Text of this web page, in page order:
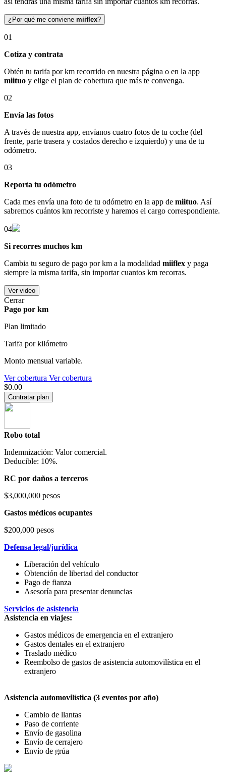
¿Por qué me conviene miiflex?
01
Cotiza y contrata
Obtén tu tarifa por km recorrido en nuestra página o en la app
miituo y elige el plan de cobertura que más te convenga.
02
Envía las fotos
A través de nuestra app, envíanos cuatro fotos de tu coche (del
frente, parte trasera y costados derecho e izquierdo) y una de tu
odómetro.
03
Reporta tu odómetro
Cada mes envía una foto de tu odómetro en la app de miituo. Así
sabremos cuántos km recorriste y haremos el cargo correspondiente.
04
Si recorres muchos km
Cambia tu seguro de pago por km a la modalidad miiflex y paga
siempre la misma tarifa, sin importar cuantos km recorras.
Ver video
Cerrar
Pago por km
Plan limitado
Tarifa por kilómetro
Monto mensual variable.
Ver cobertura Ver cobertura
$0.00
Contratar plan
Robo total
Indemnización: Valor comercial.
Deducible: 10%.
RC por daños a terceros
$3,000,000 pesos
Gastos médicos ocupantes
$200,000 pesos
Defensa legal/jurídica
Liberación del vehículo
Obtención de libertad del conductor
Pago de fianza
Asesoría para presentar denuncias
Servicios de asistencia
Asistencia en viajes:
Gastos médicos de emergencia en el extranjero
Gastos dentales en el extranjero
Traslado médico
Reembolso de gastos de asistencia automovilística en el
extranjero
Asistencia automovilística (3 eventos por año)
Cambio de llantas
Paso de corriente
Envío de gasolina
Envío de cerrajero
Envío de grúa